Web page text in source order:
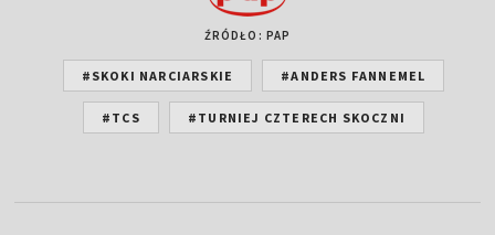
ŹRÓDŁO: PAP
#SKOKI NARCIARSKIE #ANDERS FANNEMEL
#TCS #TURNIEJ CZTERECH SKOCZNI